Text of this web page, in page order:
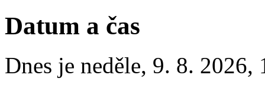
Datum a čas
Dnes je neděle, 9. 8. 2026,